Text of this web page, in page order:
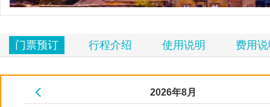
门票预订 行程介绍 使用说明 费用
2026年8月